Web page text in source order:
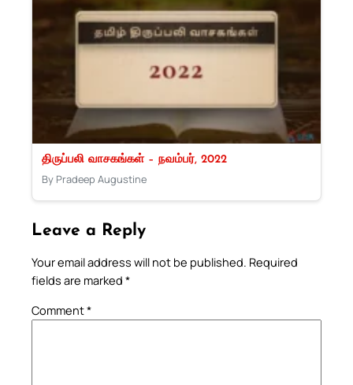
திருப்பலி வாசகங்கள் – நவம்பர், 2022
By Pradeep Augustine
Leave a Reply
Your email address will not be published. Required
fields are marked *
Comment*